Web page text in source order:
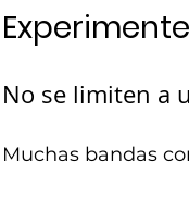
No se limiten a
Muchas bandas